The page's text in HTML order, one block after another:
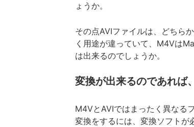
ょうか。
その点AVIファイルは、どちら
く用途が違っていて、M4Vは
は出来るのでしょうか。
変換が出来るのであれば
M4VとAVIではまったく異なる
変換をするには、変換ソフトが